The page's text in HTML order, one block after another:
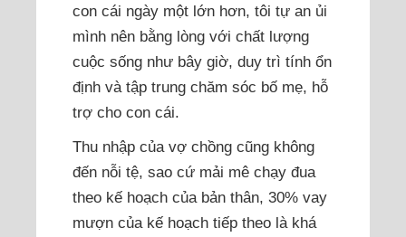
con cái ngày một lớn hơn, tôi tự an ủi
mình nên bằng lòng với chất lượng
cuộc sống như bây giờ, duy trì tính ổn
định và tập trung chăm sóc bố mẹ, hỗ
trợ cho con cái.
Thu nhập của vợ chồng cũng không
đến nỗi tệ, sao cứ mải mê chạy đua
theo kế hoạch của bản thân, 30% vay
mượn của kế hoạch tiếp theo là khá